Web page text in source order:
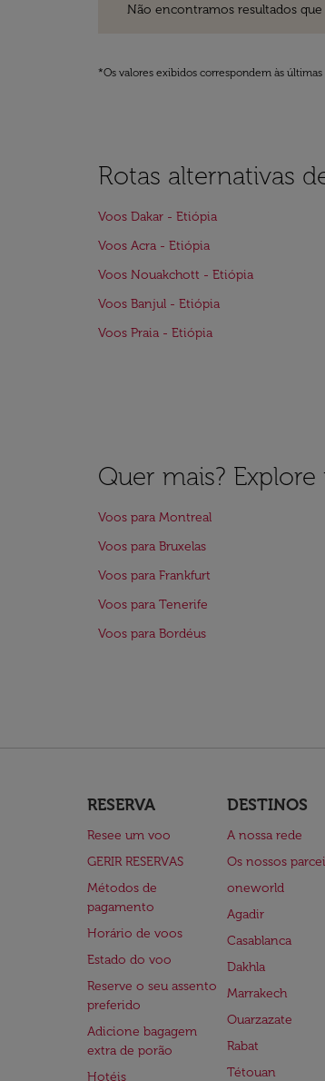
Não encontramos resultados
*Os valores exibidos correspondem às
Rotas alternativas
Voos Dakar - Etiópia
Voos Acra - Etiópia
Voos Nouakchott - Etiópia
Voos Banjul - Etiópia
Voos Praia - Etiópia
Quer mais?
Voos para Montreal
Voos para Bruxelas
Voos para Frankfurt
Voos para Tenerife
Voos para Bordéus
RESERVA
Resee um voo
GERIR RESERVAS
Métodos de
pagamento
Horário de voos
Estado do voo
Reserve o seu assento
preferido
Adicione bagagem
extra de porão
Hotéis
DESTINOS
A nossa rede
Os nossos
oneworld
Agadir
Casablanca
Dakhla
Marrakech
Ouarzazate
Rabat
Tétouan